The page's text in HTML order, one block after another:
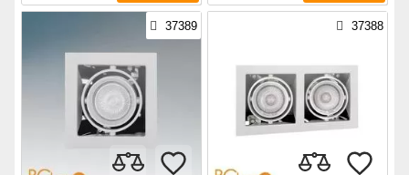
37389 37388